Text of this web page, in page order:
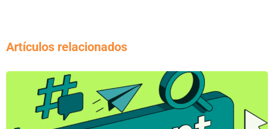
Artículos relacionados